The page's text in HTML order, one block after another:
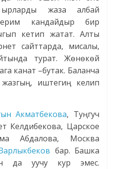
жаза албай
кандайдыр бир
кетип жатат. Алты
сайттарда, мисалы,
турат. Жөнөкөй
канат –бутак. Баланча
иштегиң келип
Акматбекова, Туңгуч
Келдибекова, Царское
Абдалова, Москва
бар. Башка
да уучу кур эмес.